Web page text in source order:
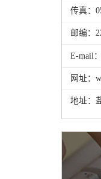
传真：
邮编：
E-mail
网址：
地址：